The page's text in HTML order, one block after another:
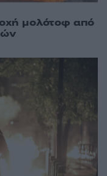
μολότοφ από